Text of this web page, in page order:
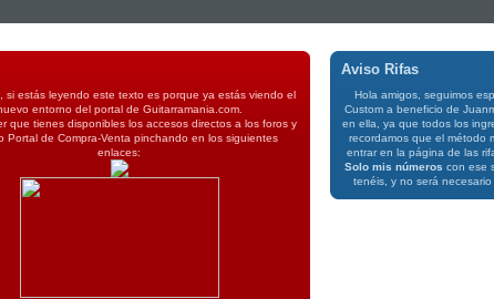
si estás leyendo este texto es porque ya estás viendo el
entorno del portal de Guitarramania.com.
que tienes disponibles los accesos directos a los foros y
Portal de Compra-Venta pinchando en los siguientes
enlaces:
Aviso Rifas
Hola amigos, seguimos
Custom a beneficio de
en ella, ya que todos los
recordamos que el método
entrar en la página de las
Solo mis números con ese
tenéis, y no será